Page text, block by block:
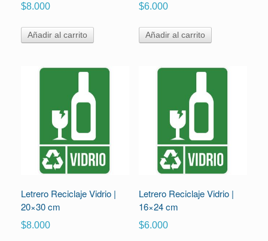
$8.000
Añadir al carrito
$6.000
Añadir al carrito
Letrero Reciclaje Vidrio |
20×30 cm
$8.000
Letrero Reciclaje Vidrio |
16×24 cm
$6.000